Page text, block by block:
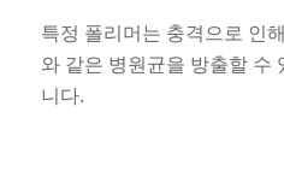
특정 폴리머는 충격으로 인
와 같은 병원균을 방출할 수
니다.